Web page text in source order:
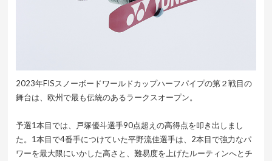
2023年FISスノーボードワールドカップハーフパイプの第２戦目の
舞台は、欧州で最も伝統のあるラークスオープン。
予選1本目では、戸塚優斗選手90点超えの高得点を叩き出しまし
た。1本目で4番手につけていた平野流佳選手は、2本目で強力なパ
ワーを最大限にいかした高さと、難易度を上げたルーティンへとチ